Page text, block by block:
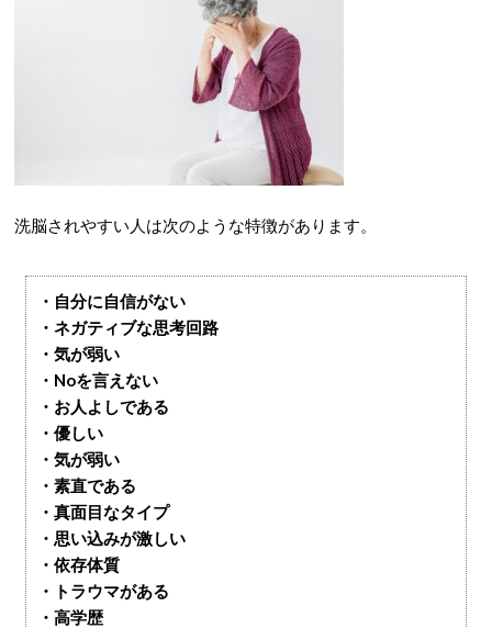
洗脳されやすい人は次のような特徴があります。
・自分に自信がない
・ネガティブな思考回路
・気が弱い
・Noを言えない
・お人よしである
・優しい
・気が弱い
・素直である
・真面目なタイプ
・思い込みが激しい
・依存体質
・トラウマがある
・高学歴